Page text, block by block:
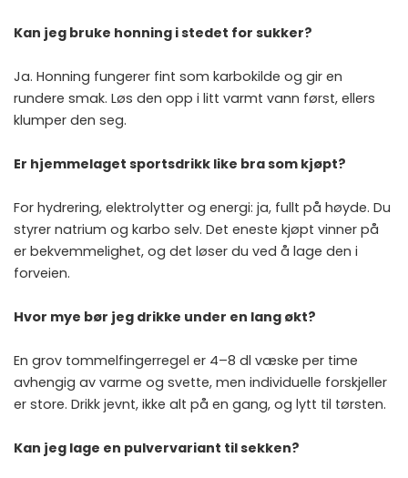
Kan jeg bruke honning i stedet for sukker?
Ja. Honning fungerer fint som karbokilde og gir en
rundere smak. Løs den opp i litt varmt vann først, ellers
klumper den seg.
Er hjemmelaget sportsdrikk like bra som kjøpt?
For hydrering, elektrolytter og energi: ja, fullt på høyde. Du
styrer natrium og karbo selv. Det eneste kjøpt vinner på
er bekvemmelighet, og det løser du ved å lage den i
forveien.
Hvor mye bør jeg drikke under en lang økt?
En grov tommelfingerregel er 4–8 dl væske per time
avhengig av varme og svette, men individuelle forskjeller
er store. Drikk jevnt, ikke alt på en gang, og lytt til tørsten.
Kan jeg lage en pulvervariant til sekken?